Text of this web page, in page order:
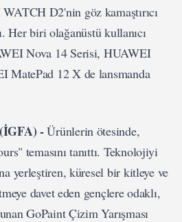
D2'nin göz kamaştırıcı
Her biri olağanüstü kullanıcı
Nova 14 Serisi, HUAWEI
MatePad 12 X de lansmanda
-Ürünlerin ötesinde,
temasını tanıttı. Teknolojiyi
yerleştiren, küresel bir kitleye ve
davet eden gençlere odaklı,
GoPaint Çizim Yarışması